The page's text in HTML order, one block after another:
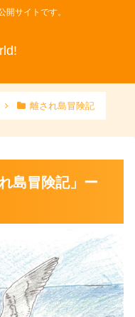
開サイトです。
離され島冒険記
島冒険記」ー